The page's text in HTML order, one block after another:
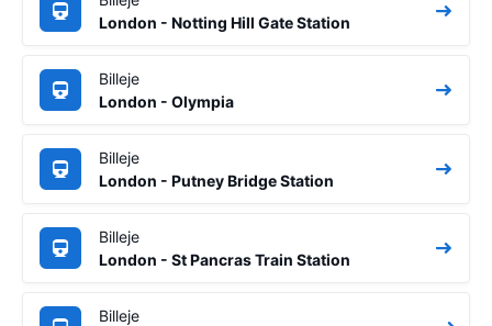
London - Notting Hill Gate Station
Billeje
London - Olympia
Billeje
London - Putney Bridge Station
Billeje
London - St Pancras Train Station
Billeje